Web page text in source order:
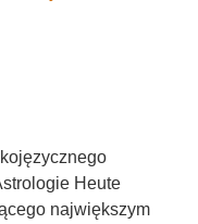
Heute
największym